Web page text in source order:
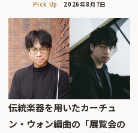
Pick Up 2026年8月7日
伝統楽器を用いたカーチュ
ン・ウォン編曲の「展覧会の